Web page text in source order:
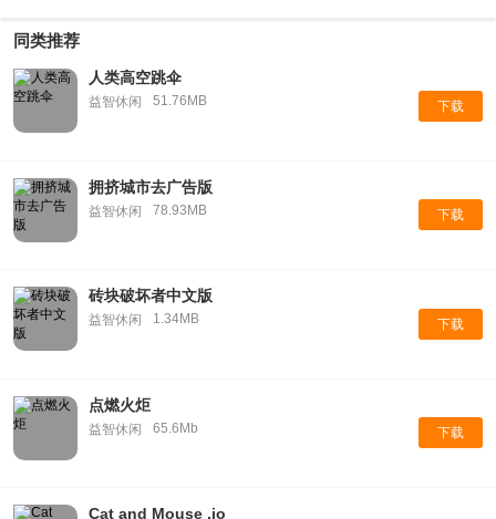
同类推荐
人类高空跳伞
益智休闲 51.76MB 下载
拥挤城市去广告版
益智休闲 78.93MB 下载
砖块破坏者中文版
益智休闲 1.34MB 下载
点燃火炬
益智休闲 65.6Mb 下载
Cat and Mouse .io